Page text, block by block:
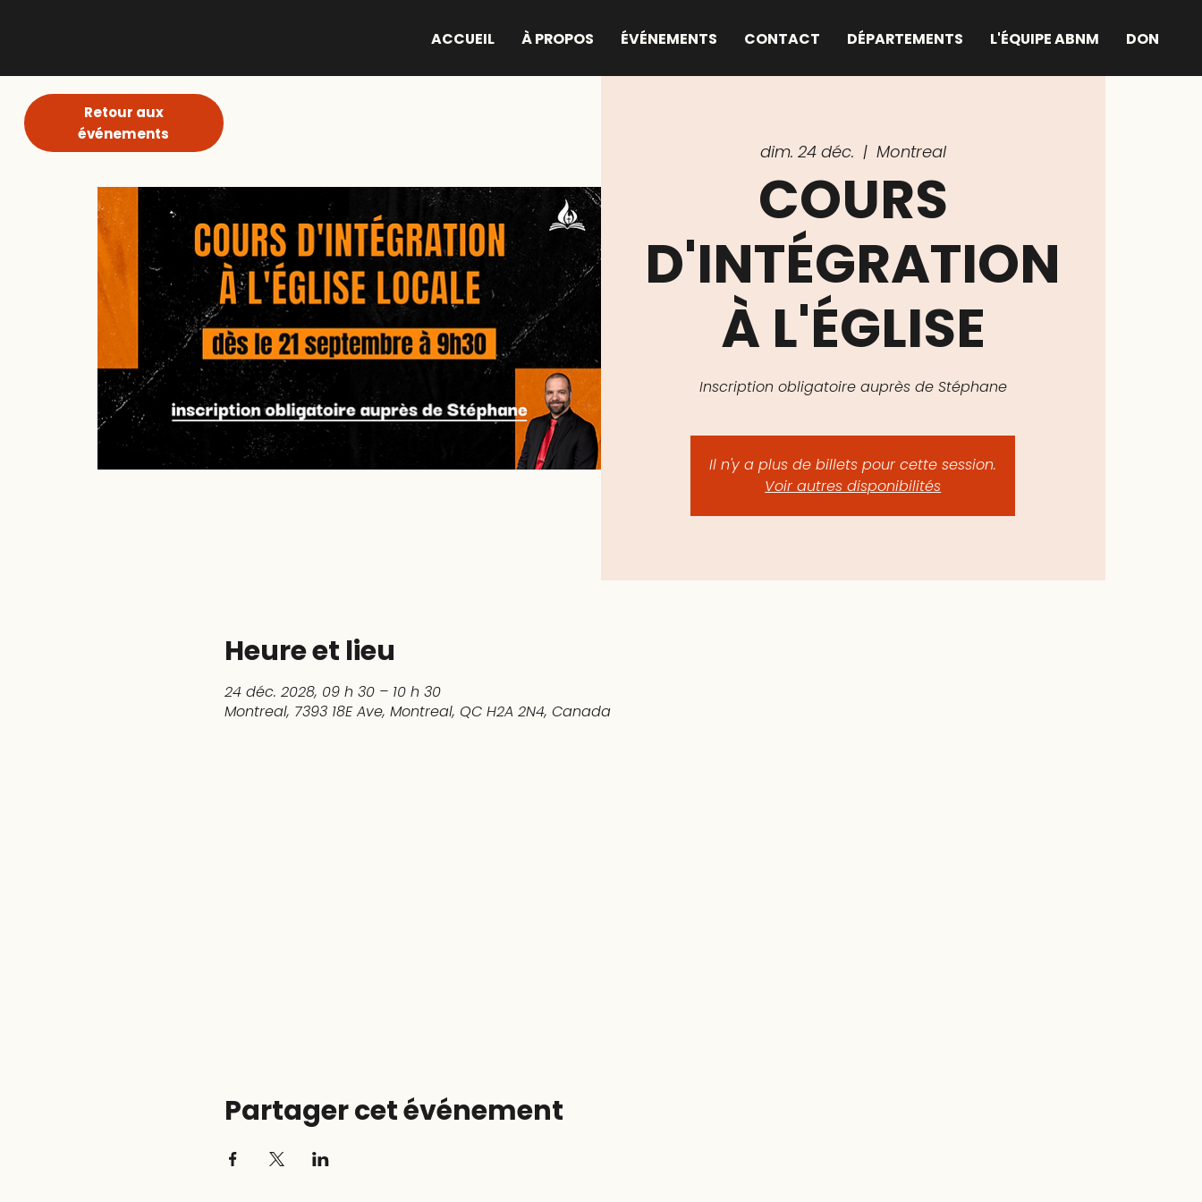
ACCUEIL À PROPOS ÉVÉNEMENTS CONTACT DÉPARTEMENTS L'ÉQUIPE ABNM DON
dim. 24 déc.
  |
Montreal
COURS
D'INTÉGRATION
À L'ÉGLISE
Inscription obligatoire auprès de Stéphane
Il n'y a plus de billets pour cette session.
Voir autres disponibilités
Heure et lieu
24 déc. 2028, 09 h 30 – 10 h 30
Montreal, 7393 18E Ave, Montreal, QC H2A 2N4, Canada
Partager cet événement
Retour aux
événements